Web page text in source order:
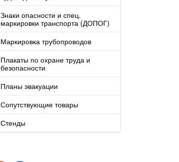
Знаки опасности и спец.
маркировки транспорта (ДОПОГ)
Маркировка трубопроводов
Плакаты по охране труда и
безопасности
Планы эвакуации
Сопутствующие товары
Стенды